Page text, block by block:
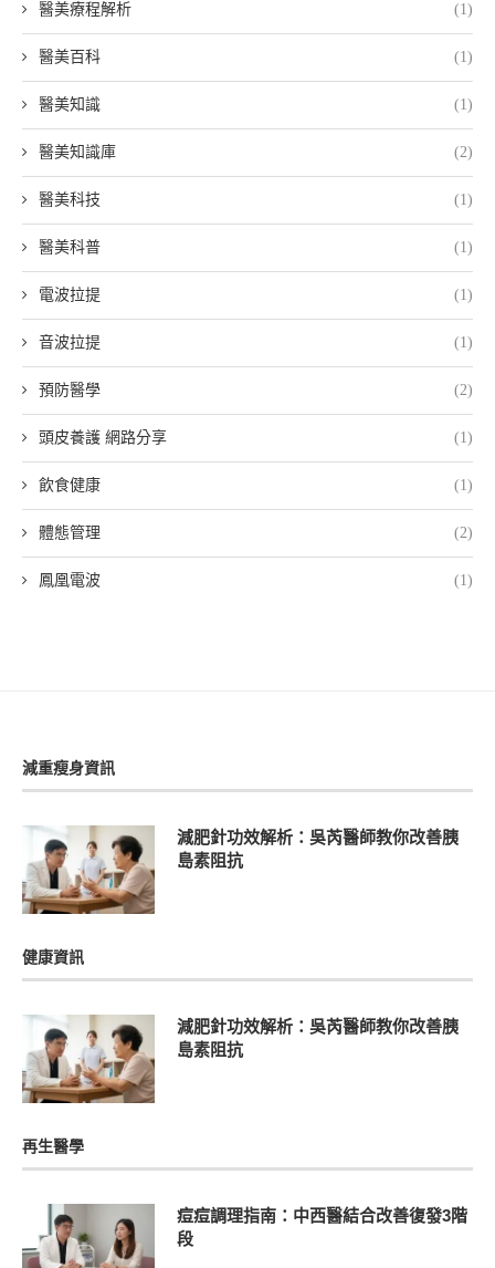
醫美療程解析 (1)
醫美百科 (1)
醫美知識 (1)
醫美知識庫 (2)
醫美科技 (1)
醫美科普 (1)
電波拉提 (1)
音波拉提 (1)
預防醫學 (2)
頭皮養護 網路分享 (1)
飲食健康 (1)
體態管理 (2)
鳳凰電波 (1)
減重瘦身資訊
減肥針功效解析：吳芮醫師教你改善胰
島素阻抗
健康資訊
減肥針功效解析：吳芮醫師教你改善胰
島素阻抗
再生醫學
痘痘調理指南：中西醫結合改善復發3階
段